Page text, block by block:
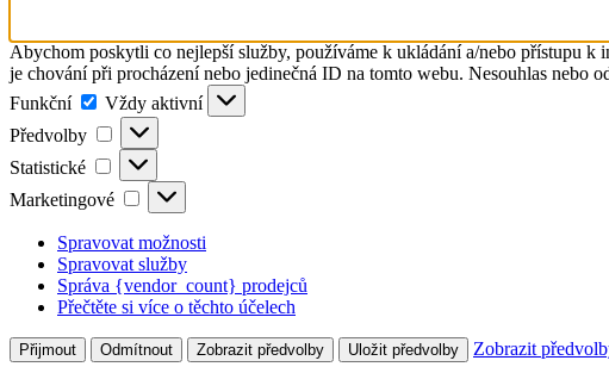
Abychom poskytli co nejlepší služby, používáme k ukládání a/nebo přístupu
je chování při procházení nebo jedinečná ID na tomto webu. Nesouhlas nebo
Funkční
Funkční
Vždy aktivní
Předvolby
Předvolby
Statistické Statistické
Marketingové Marketingové
Spravovat možnosti
Spravovat služby
Správa {vendor_count} prodejců
Přečtěte si více o těchto účelech
Přijmout Odmítnout Zobrazit předvolby Uložit předvolby Zobrazit